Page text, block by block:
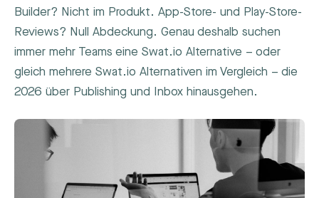
Builder? Nicht im Produkt. App-Store- und Play-Store-
Reviews? Null Abdeckung. Genau deshalb suchen
immer mehr Teams eine Swat.io Alternative – oder
gleich mehrere Swat.io Alternativen im Vergleich – die
2026 über Publishing und Inbox hinausgehen.